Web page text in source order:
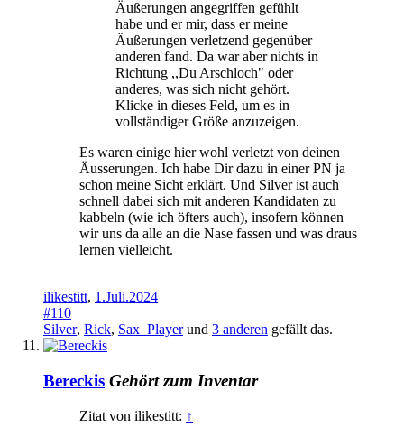
Äußerungen angegriffen gefühlt
habe und er mir, dass er meine
Äußerungen verletzend gegenüber
anderen fand. Da war aber nichts in
Richtung ,,Du Arschloch" oder
anderes, was sich nicht gehört.
Klicke in dieses Feld, um es in
vollständiger Größe anzuzeigen.
Es waren einige hier wohl verletzt von deinen
Äusserungen. Ich habe Dir dazu in einer PN ja
schon meine Sicht erklärt. Und Silver ist auch
schnell dabei sich mit anderen Kandidaten zu
kabbeln (wie ich öfters auch), insofern können
wir uns da alle an die Nase fassen und was draus
lernen vielleicht.
ilikestitt, 1.Juli.2024
#110
Silver, Rick, Sax_Playerund 3 anderen gefällt das.
Bereckis Gehört zum Inventar
Zitat von ilikestitt: ↑